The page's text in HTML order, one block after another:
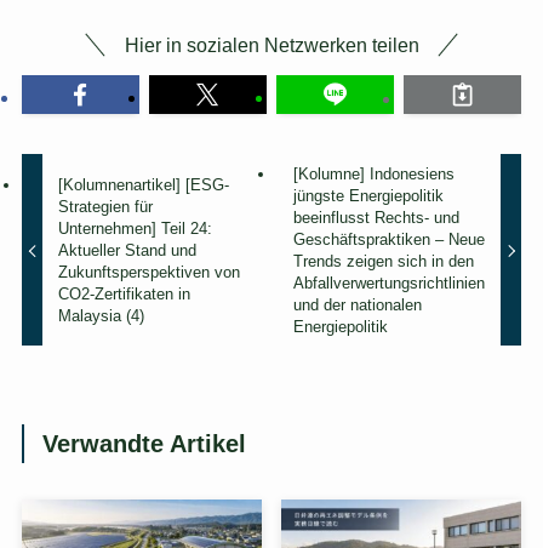
e
i
Hier in sozialen Netzwerken teilen
[Kolumnenartikel] [ESG-
Strategien für
Unternehmen] Teil 24:
Aktueller Stand und
Zukunftsperspektiven von
CO2-Zertifikaten in
Malaysia (4)
[Kolumne] Indonesiens
jüngste Energiepolitik
beeinflusst Rechts- und
Geschäftspraktiken – Neue
Trends zeigen sich in den
Abfallverwertungsrichtlinien
und der nationalen
Energiepolitik
Verwandte Artikel